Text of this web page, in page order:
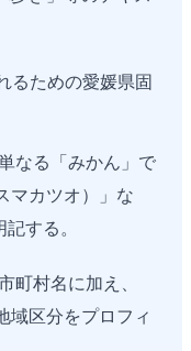
るための愛媛県固
なる「みかん」で
マカツオ）」な
する。
町村名に加え、
域区分をプロフィ